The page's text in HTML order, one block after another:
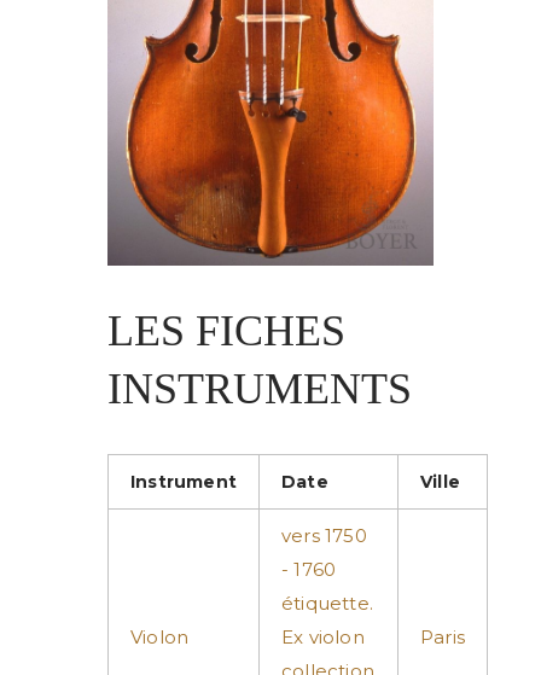
LES FICHES
INSTRUMENTS
Instrument Date Ville
Violon
vers 1750
- 1760
étiquette.
Ex violon
Paris